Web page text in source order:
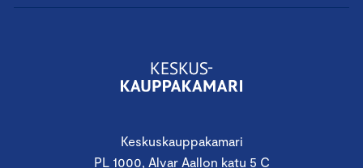
Keskuskauppakamari
PL 1000, Alvar Aallon katu 5 C